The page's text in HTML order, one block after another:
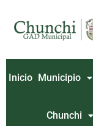
contenido
Inicio Municipio
Chunchi